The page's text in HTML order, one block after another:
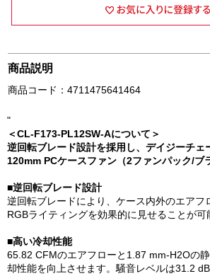
商品説明
商品コード：4711475641464
"
＜CL-F173-PL12SW-Aについて＞
逆回転ブレード設計を採用し、デイジーチェ
120mm PCケースファン（2ファンパック/ブ
■逆回転ブレード設計
逆回転ブレードにより、ケース内外のエアフ
RGBライティングを効果的に見せることが可
■高い冷却性能
65.82 CFMのエアフローと1.87 mm-H2Oの
却性能を向上させます。騒音レベルは31.2